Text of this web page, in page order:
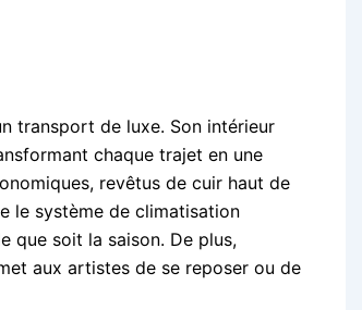
transport de luxe. Son intérieur
chaque trajet en une
revêtus de cuir haut de
le système de climatisation
que soit la saison. De plus,
aux artistes de se reposer ou de